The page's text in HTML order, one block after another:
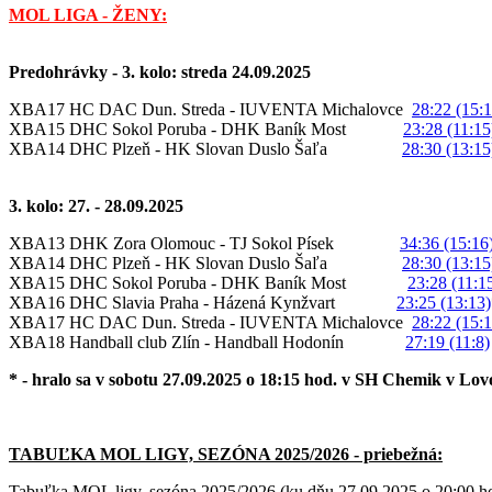
MOL LIGA - ŽENY:
Predohrávky - 3. kolo: streda 24.09.2025
XBA17 HC DAC Dun. Streda - IUVENTA Michalovce 28:22
XBA15 DHC Sokol Poruba - DHK Baník Most 23:28
XBA14 DHC Plzeň - HK Slovan Duslo Šaľa 28:30
3. kolo: 27. - 28.09.2025
XBA13 DHK Zora Olomouc - TJ Sokol Písek 34:36
XBA14 DHC Plzeň - HK Slovan Duslo Šaľa 28:30
XBA15 DHC Sokol Poruba - DHK Baník Most 23:28
XBA16 DHC Slavia Praha - Házená Kynžvart 23:25 (13:13)
XBA17 HC DAC Dun. Streda - IUVENTA Michalovce 28:22
XBA18 Handball club Zlín - Handball Hodonín 27:19 (11:8)
* - hralo sa v sobotu 27.09.2025 o 18:15 hod. v SH Chemik v
TABUĽKA MOL LIGY, SEZÓNA 2025/2026 - priebežná: